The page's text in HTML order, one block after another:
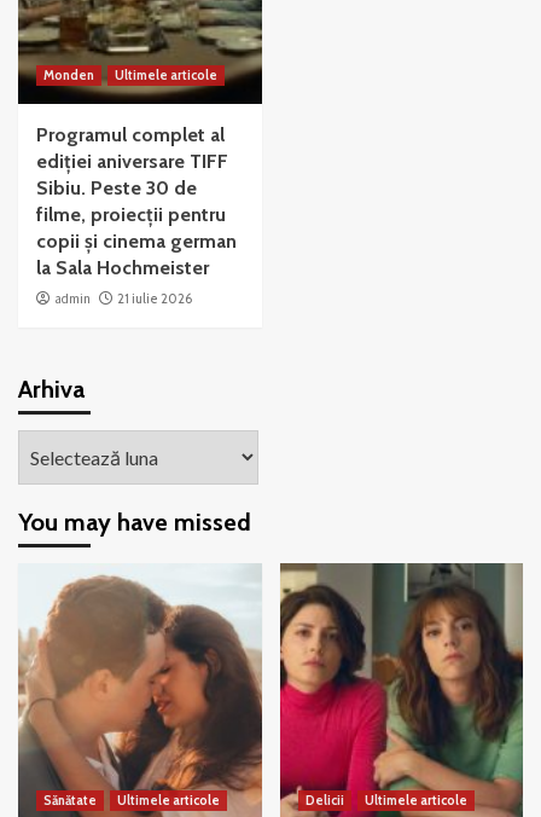
Monden Ultimele articole
Programul complet al
ediției aniversare TIFF
Sibiu. Peste 30 de
filme, proiecții pentru
copii și cinema german
la Sala Hochmeister
admin 21 iulie 2026
Arhiva
You may have missed
Sănătate Ultimele articole Delicii Ultimele articole